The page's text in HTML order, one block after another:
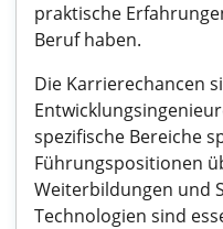
praktische
Beruf haben.
Die Karrierechancen
spezifische Bereiche
Führungspositionen
Weiterbildungen und
Technologien sind